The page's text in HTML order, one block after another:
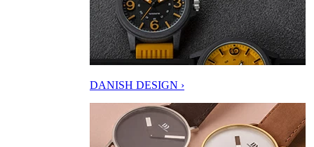
DANISH DESIGN ›